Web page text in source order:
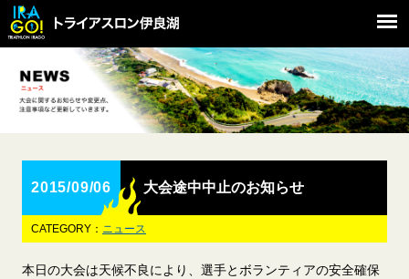
2015/09/06 大会途中中止のお知らせ
CATEGORY： ニュース
本日の大会は天候不良により、選手とボランティアの安全確保